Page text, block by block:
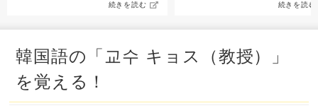
続きを読む 続きを読む
韓国語の「교수 キョス（教授）」
を覚える！